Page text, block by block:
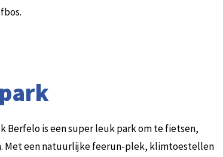
Berfelo is een super leuk park om te fietsen,
Met een natuurlijke feerun-plek, klimtoestellen